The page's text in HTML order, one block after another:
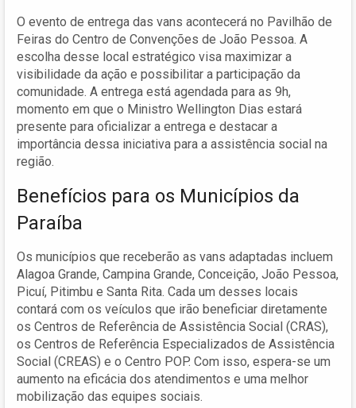
O evento de entrega das vans acontecerá no Pavilhão de
Feiras do Centro de Convenções de João Pessoa. A
escolha desse local estratégico visa maximizar a
visibilidade da ação e possibilitar a participação da
comunidade. A entrega está agendada para as 9h,
momento em que o Ministro Wellington Dias estará
presente para oficializar a entrega e destacar a
importância dessa iniciativa para a assistência social na
região.
Benefícios para os Municípios da
Paraíba
Os municípios que receberão as vans adaptadas incluem
Alagoa Grande, Campina Grande, Conceição, João Pessoa,
Picuí, Pitimbu e Santa Rita. Cada um desses locais
contará com os veículos que irão beneficiar diretamente
os Centros de Referência de Assistência Social (CRAS),
os Centros de Referência Especializados de Assistência
Social (CREAS) e o Centro POP. Com isso, espera-se um
aumento na eficácia dos atendimentos e uma melhor
mobilização das equipes sociais.